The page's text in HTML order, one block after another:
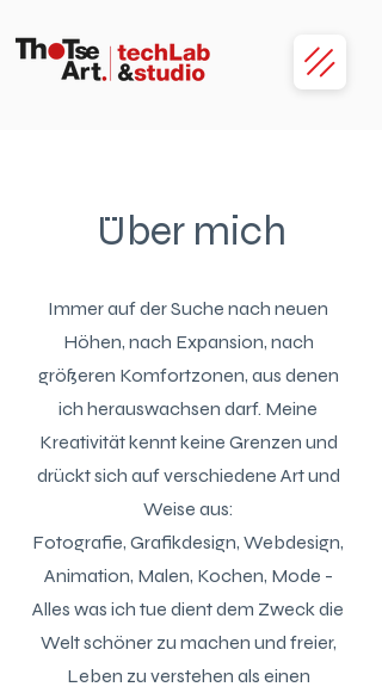
Über mich
Immer auf der Suche nach neuen
Höhen, nach Expansion, nach
größeren Komfortzonen, aus denen
ich herauswachsen darf. Meine
Kreativität kennt keine Grenzen und
drückt sich auf verschiedene Art und
Weise aus:
Fotografie, Grafikdesign, Webdesign,
Animation, Malen, Kochen, Mode -
Alles was ich tue dient dem Zweck die
Welt schöner zu machen und freier,
Leben zu verstehen als einen